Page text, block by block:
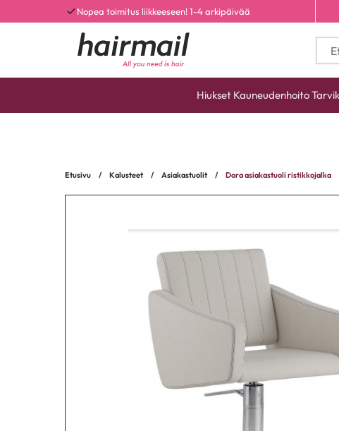
Nopea toimitus liikkeeseen! 1-4 arkipäivää
Hiukset Kauneudenhoito
Etusivu / Kalusteet / Asiakastuolit / Dora asiakastuoli ristikkojalka